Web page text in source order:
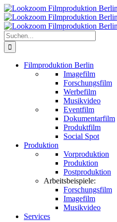
Zum
Inhalt
springen
Suche
nach:
Filmproduktion Berlin
Imagefilm
Forschungsfilm
Werbefilm
Musikvideo
Eventfilm
Dokumentarfilm
Produktfilm
Social Spot
Produktion
Vorproduktion
Produktion
Postproduktion
Arbeitsbeispiele:
Forschungsfilm
Imagefilm
Musikvideo
Services